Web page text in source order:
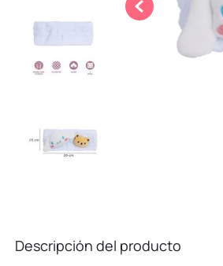
Descripción del producto
. llaveros